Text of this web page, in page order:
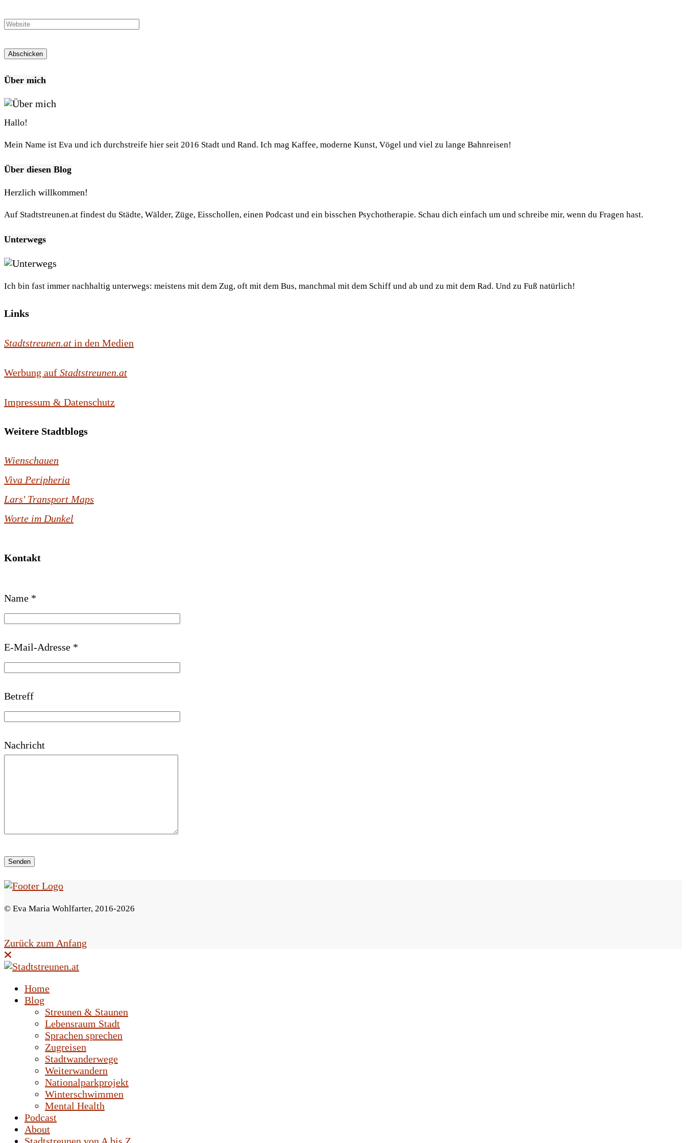
Über mich
Hallo!
Mein Name ist Eva und ich durchstreife hier seit 2016 Stadt und Rand. Ich mag Kaffee, moderne Kunst, Vögel und viel zu lange Bahnreisen!
Über diesen Blog
Herzlich willkommen!
Auf Stadtstreunen.at findest du Städte, Wälder, Züge, Eisschollen, einen Podcast und ein bisschen Psychotherapie. Schau dich einfach um und schreibe mir, wenn du Fragen hast.
Unterwegs
Ich bin fast immer nachhaltig unterwegs: meistens mit dem Zug, oft mit dem Bus, manchmal mit dem Schiff und ab und zu mit dem Rad. Und zu Fuß natürlich!
Links
Stadtstreunen.at in den Medien
Werbung auf Stadtstreunen.at
Impressum & Datenschutz
Weitere Stadtblogs
Wienschauen
Viva Peripheria
Lars' Transport Maps
Worte im Dunkel
Kontakt
t
t
e
s
s
e
s
d
Name *
E-Mail-Adresse *
Betreff
Nachricht
© Eva Maria Wohlfarter, 2016-2026
Zurück zum Anfang
Home
Blog
Streunen & Staunen
Lebensraum Stadt
Sprachen sprechen
Zugreisen
Stadtwanderwege
Weiterwandern
Nationalparkprojekt
Winterschwimmen
Mental Health
Podcast
About